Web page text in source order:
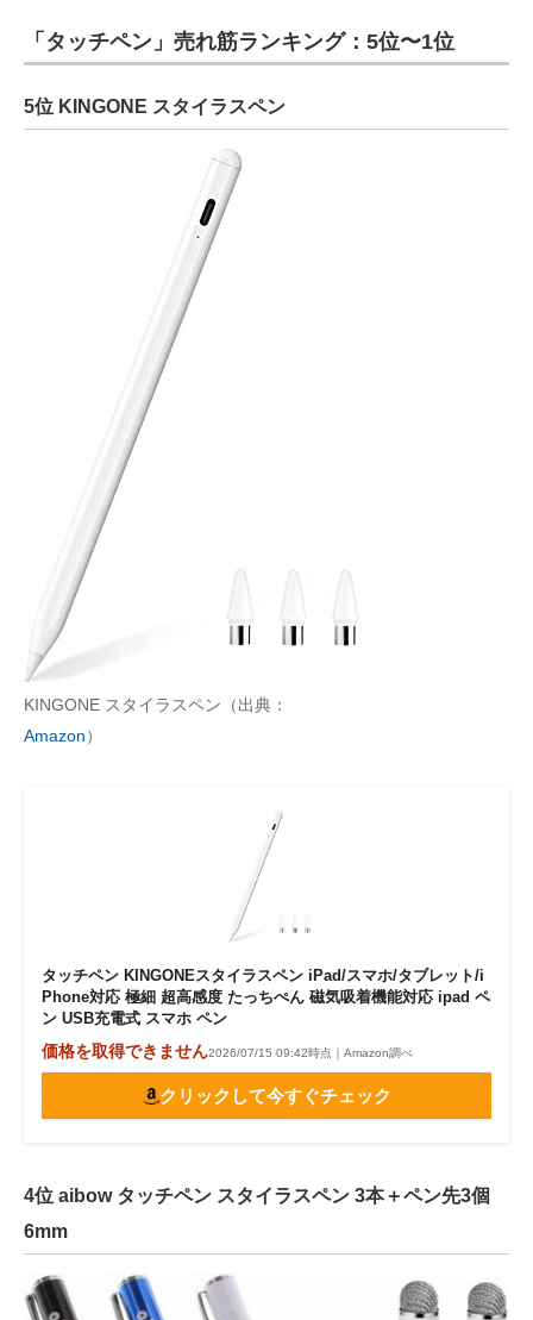
「タッチペン」売れ筋ランキング：5位〜1位
5位 KINGONE スタイラスペン
KINGONE スタイラスペン（出典：
Amazon）
タッチペン KINGONEスタイラスペン iPad/スマホ/タブレット/i
Phone対応 極細 超高感度 たっちぺん 磁気吸着機能対応 ipad ペ
ン USB充電式 スマホ ペン
価格を取得できません2026/07/15 09:42時点｜Amazon調べ
クリックして今すぐチェック
4位 aibow タッチペン スタイラスペン 3本＋ペン先3個
6mm